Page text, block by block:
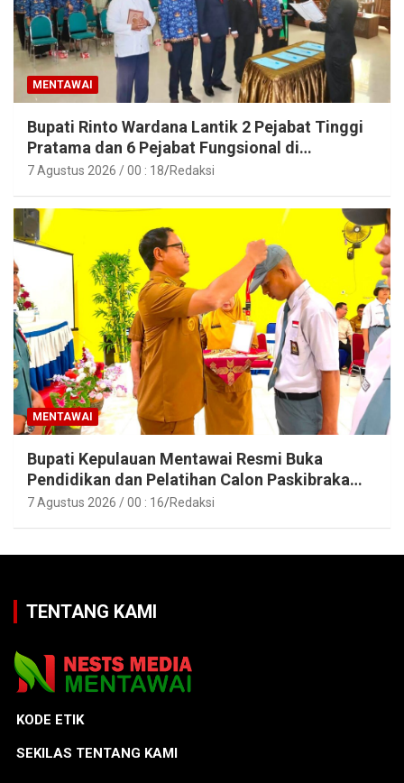
MENTAWAI
Bupati Rinto Wardana Lantik 2 Pejabat Tinggi
Pratama dan 6 Pejabat Fungsional di
Lingkungan Pemkab Kepulauan Mentawai
7 Agustus 2026 / 00 : 18 Redaksi
MENTAWAI
Bupati Kepulauan Mentawai Resmi Buka
Pendidikan dan Pelatihan Calon Paskibraka
Tahun 2026
7 Agustus 2026 / 00 : 16 Redaksi
TENTANG KAMI
KODE ETIK
SEKILAS TENTANG KAMI